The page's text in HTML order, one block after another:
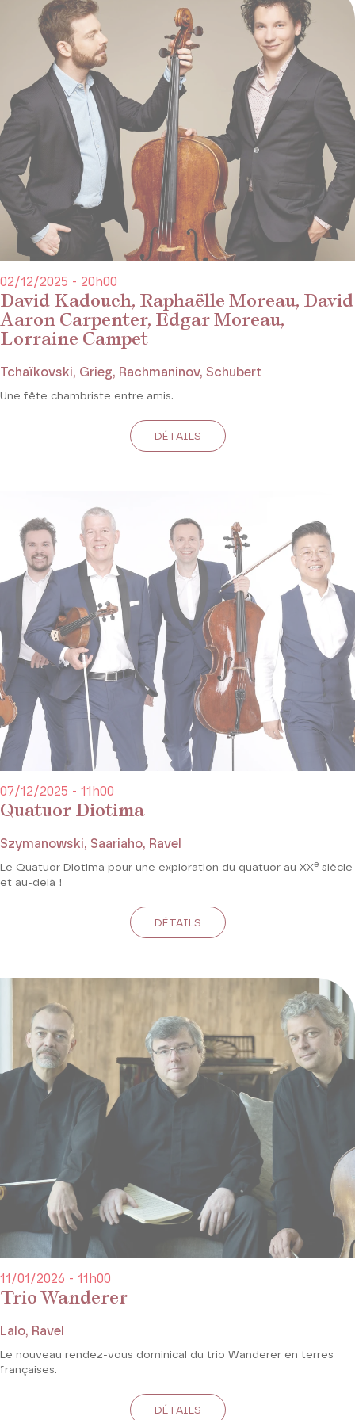
David Kadouch, Raphaëlle Moreau, David
Aaron Carpenter, Edgar Moreau,
Lorraine Campet
02/12/2025 - 20h00
Tchaïkovski, Grieg, Rachmaninov, Schubert
Une fête chambriste entre amis.
DÉTAILS
Quatuor Diotima
07/12/2025 - 11h00
Szymanowski, Saariaho, Ravel
Le Quatuor Diotima pour une exploration du quatuor au XXe siècle
et au-delà !
DÉTAILS
Trio Wanderer
11/01/2026 - 11h00
Lalo, Ravel
Le nouveau rendez-vous dominical du trio Wanderer en terres
françaises.
DÉTAILS